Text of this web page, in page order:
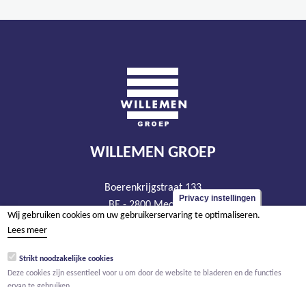
WILLEMEN GROEP
Boerenkrijgstraat 133
BE - 2800 Mechelen
tel +32 15 569 965
BTW BE 0466.256.432
Privacy instellingen
Wij gebruiken cookies om uw gebruikerservaring te optimaliseren.
Lees meer
Strikt noodzakelijke cookies
Deze cookies zijn essentieel voor u om door de website te bladeren en de functies